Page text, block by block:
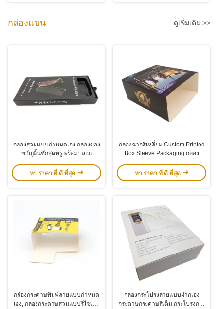
กล่องแขน ดูเพิ่มเติม >>
กล่องสวมแบบกำหนดเอง กล่องของ
ขวัญลิ้นชักสุดหรู พร้อมปลอก
หา ราคา ที่ ดี ที่สุด
กล่องฉากสี่เหลี่ยม Custom Printed
Box Sleeve Packaging กล่อง
ODM
หา ราคา ที่ ดี ที่สุด
กล่องกระดาษพิมพ์ลายแบบกำหนด
เอง, กล่องกระดาษสวมแบบรีไซเคิล
กล่องกระโปรงลายแบบฝากเอง
กระดาษกระดาษสีเต็ม กระโปรงกระ